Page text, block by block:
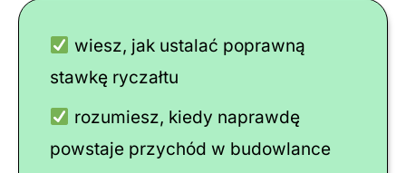
wiesz, jak ustalać poprawną
stawkę ryczałtu
rozumiesz, kiedy naprawdę
powstaje przychód w budowlance